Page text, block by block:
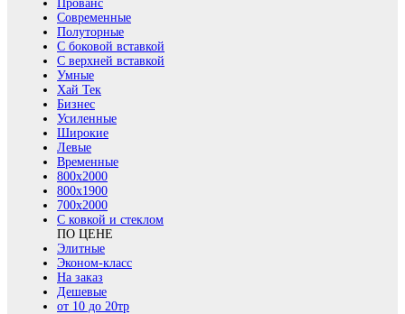
Прованс
Современные
Полуторные
С боковой вставкой
С верхней вставкой
Умные
Хай Тек
Бизнес
Усиленные
Широкие
Левые
Временные
800х2000
800x1900
700x2000
С ковкой и стеклом
ПО ЦЕНЕ
Элитные
Эконом-класс
На заказ
Дешевые
от 10 до 20тр